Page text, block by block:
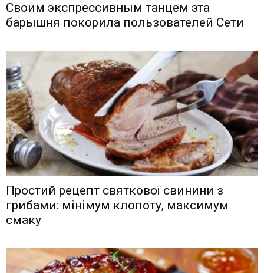
Своим экспрессивным танцем эта
барышня покорила пользователей Сети
Простий рецепт святкової свинини з
грибами: мінімум клопоту, максимум
смаку